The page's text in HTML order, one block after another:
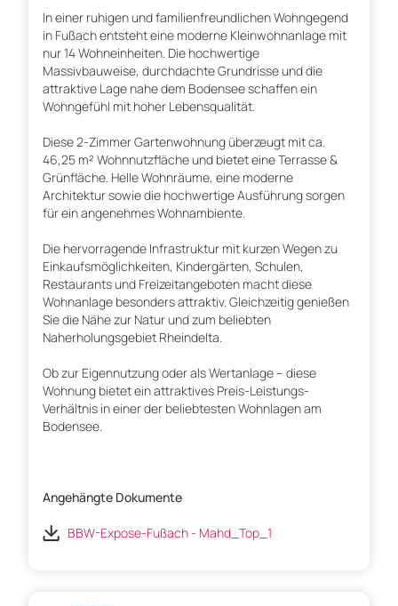
In einer ruhigen und familienfreundlichen Wohngegend
in Fußach entsteht eine moderne Kleinwohnanlage mit
nur 14 Wohneinheiten. Die hochwertige
Massivbauweise, durchdachte Grundrisse und die
attraktive Lage nahe dem Bodensee schaffen ein
Wohngefühl mit hoher Lebensqualität.
Diese 2-Zimmer Gartenwohnung überzeugt mit ca.
46,25 m² Wohnnutzfläche und bietet eine Terrasse &
Grünfläche. Helle Wohnräume, eine moderne
Architektur sowie die hochwertige Ausführung sorgen
für ein angenehmes Wohnambiente.
Die hervorragende Infrastruktur mit kurzen Wegen zu
Einkaufsmöglichkeiten, Kindergärten, Schulen,
Restaurants und Freizeitangeboten macht diese
Wohnanlage besonders attraktiv. Gleichzeitig genießen
Sie die Nähe zur Natur und zum beliebten
Naherholungsgebiet Rheindelta.
Ob zur Eigennutzung oder als Wertanlage – diese
Wohnung bietet ein attraktives Preis-Leistungs-
Verhältnis in einer der beliebtesten Wohnlagen am
Bodensee.
Angehängte Dokumente
BBW-Expose-Fußach - Mahd_Top_1